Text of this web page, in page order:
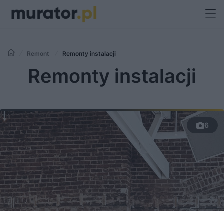
Remont Remonty instalacji
Remonty instalacji
6